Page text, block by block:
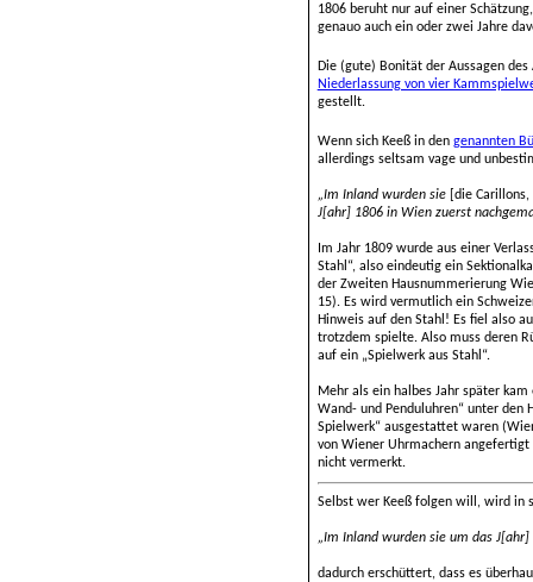
1806 beruht nur auf einer
genauo auch ein oder zwei Jahre
Die (gute) Bonität der Aussagen
Niederlassung von vier
gestellt.
Wenn sich Keeß in den genannten
allerdings seltsam vage und
„Im Inland wurden sie [die
J[ahr] 1806 in Wien zuerst
Im Jahr 1809 wurde aus einer
Stahl“, also eindeutig ein
der Zweiten Hausnummerierung
15). Es wird vermutlich ein
Hinweis auf den Stahl! Es fiel also
trotzdem spielte. Also muss deren
auf ein „Spielwerk aus Stahl“.
Mehr als ein halbes Jahr später
Wand- und Penduluhren“ unter
Spielwerk“ ausgestattet waren
von Wiener Uhrmachern
nicht vermerkt.
Selbst wer Keeß folgen will, wird in
„Im Inland wurden sie um das
dadurch erschüttert, dass es